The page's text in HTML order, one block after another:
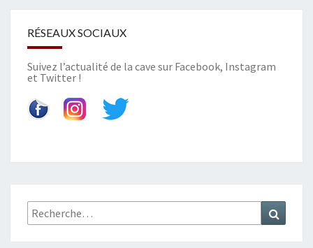
RÉSEAUX SOCIAUX
Suivez l’actualité de la cave sur Facebook, Instagram
et Twitter !
Recherche
: